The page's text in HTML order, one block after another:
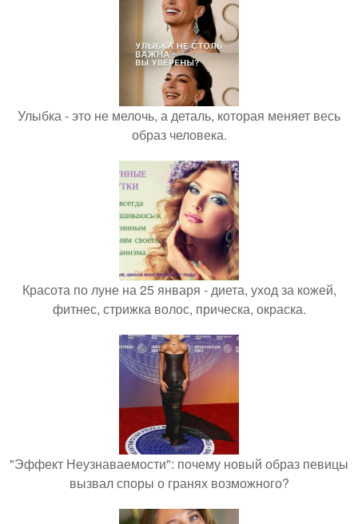
Улыбка - это не мелочь, а деталь, которая меняет весь
образ человека.
Красота по луне на 25 января - диета, уход за кожей,
фитнес, стрижка волос, прическа, окраска.
"Эффект Неузнаваемости": почему новый образ певицы
вызвал споры о гранях возможного?